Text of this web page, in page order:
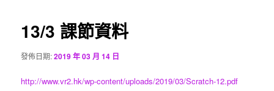
內
容
13/3 課節資料
發佈日期:2019 年 03 月 14 日
http://www.vr2.hk/wp-content/uploads/2019/03/Scratch-12.pdf